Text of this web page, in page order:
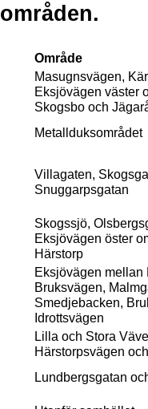
områden.
Område
Masugnsvägen,
Eksjövägen väster
Skogsbo och
Metallduksområdet
Villagaten,
Snuggarpsgatan
Skogssjö,
Eksjövägen öster
Härstorp
Eksjövägen mellan
Bruksvägen,
Smedjebacken,
Idrottsvägen
Lilla och Stora
Härstorpsvägen
Lundbergsgatan